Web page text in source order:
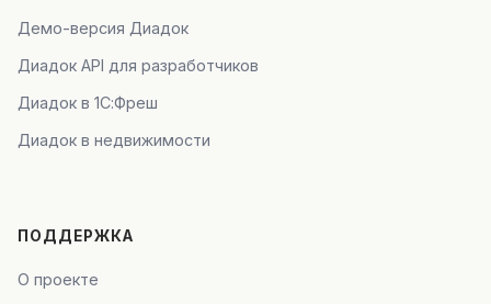
Демо-версия Диадок
Диадок API для разработчиков
Диадок в 1С:Фреш
Диадок в недвижимости
ПОДДЕРЖКА
О проекте